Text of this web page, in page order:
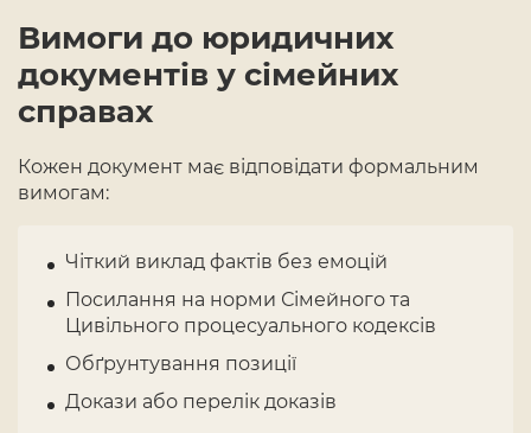
Вимоги до юридичних
документів у сімейних
справах
Кожен документ має відповідати формальним
вимогам:
Чіткий виклад фактів без емоцій
Посилання на норми Сімейного та
Цивільного процесуального кодексів
Обґрунтування позиції
Докази або перелік доказів